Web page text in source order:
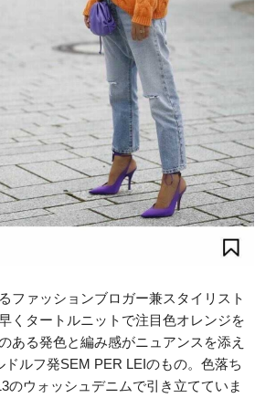
ファッションブロガー兼スタイリスト
くタートルニットで注目色オレンジを
ある発色と編み感がニュアンスを添え
ドルフ発SEM PER LEIのもの。色落ち
のウォッシュデニムで引き立てていま